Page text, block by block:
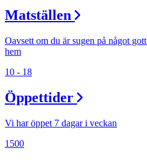
Matställen
Oavsett om du är sugen på något
hem
10 - 18
Öppettider
Vi har öppet 7 dagar i veckan
1500